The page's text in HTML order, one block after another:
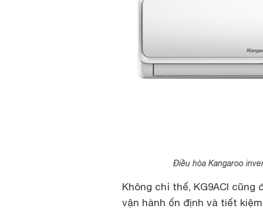
Điều hòa Kangaroo
Không chỉ thế, KG9ACI
vận hành ổn định và tiết